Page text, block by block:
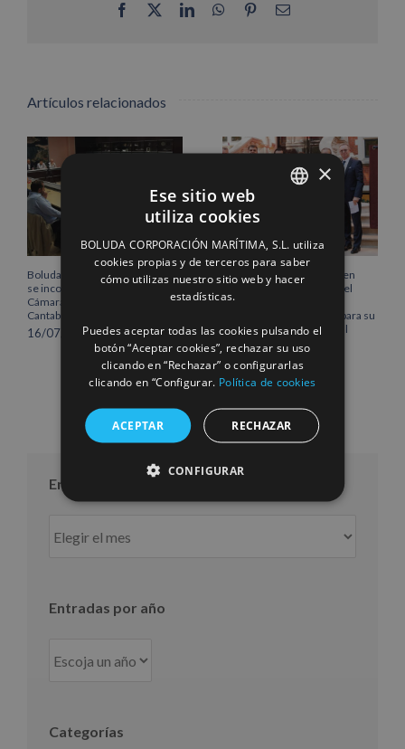
Facebook LinkedInWhatsApp
PinterestCorreo
Artículos relacionados
Boluda Corporación Marítima
se incorpora al Pleno de la
Cámara de Comercio de
Cantabria
16/07/2026
Boluda inaugura su sede en
Róterdam, consolidando el
norte de Europa como un
centro estratégico clave para su
crecimiento internacional
10/07/2026
Entradas por mes
por
Entradas por año
Categorías
ENGLISH
FRENCH
×
Ese sitio web
utiliza cookies
BOLUDA CORPORACIÓN MARÍTIMA, S.L. utiliza
cookies propias y de terceros para saber
cómo utilizas nuestro sitio web y hacer
estadísticas.
Puedes aceptar todas las cookies pulsando el
botón “Aceptar cookies”, rechazar su uso
clicando en “Rechazar” o configurarlas
clicando en “Configurar. Política de cookies
ACEPTAR RECHAZAR
CONFIGURAR